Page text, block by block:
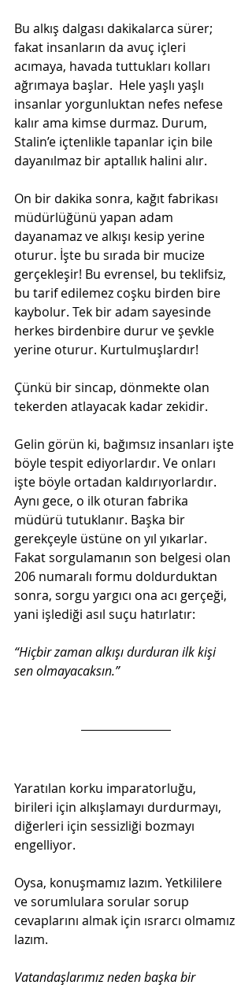
Bu alkış dalgası dakikalarca sürer;
fakat insanların da avuç içleri
acımaya, havada tuttukları kolları
ağrımaya başlar.  Hele yaşlı yaşlı
insanlar yorgunluktan nefes nefese
kalır ama kimse durmaz. Durum,
Stalin’e içtenlikle tapanlar için bile
dayanılmaz bir aptallık halini alır.
On bir dakika sonra, kağıt fabrikası
müdürlüğünü yapan adam
dayanamaz ve alkışı kesip yerine
oturur. İşte bu sırada bir mucize
gerçekleşir! Bu evrensel, bu teklifsiz,
bu tarif edilemez coşku birden bire
kaybolur. Tek bir adam sayesinde
herkes birdenbire durur ve şevkle
yerine oturur. Kurtulmuşlardır!
Çünkü bir sincap, dönmekte olan
tekerden atlayacak kadar zekidir.
Gelin görün ki, bağımsız insanları işte
böyle tespit ediyorlardır. Ve onları
işte böyle ortadan kaldırıyorlardır.
Aynı gece, o ilk oturan fabrika
müdürü tutuklanır. Başka bir
gerekçeyle üstüne on yıl yıkarlar.
Fakat sorgulamanın son belgesi olan
206 numaralı formu doldurduktan
sonra, sorgu yargıcı ona acı gerçeği,
yani işlediği asıl suçu hatırlatır:
“Hiçbir zaman alkışı durduran ilk kişi
sen olmayacaksın.”
Yaratılan korku imparatorluğu,
birileri için alkışlamayı durdurmayı,
diğerleri için sessizliği bozmayı
engelliyor.
Oysa, konuşmamız lazım. Yetkililere
ve sorumlulara sorular sorup
cevaplarını almak için ısrarcı olmamız
lazım.
Vatandaşlarımız neden başka bir